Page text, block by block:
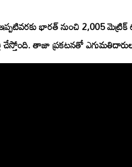
భారత్ నుంచి 2,005
తాజా ప్రకటనతో